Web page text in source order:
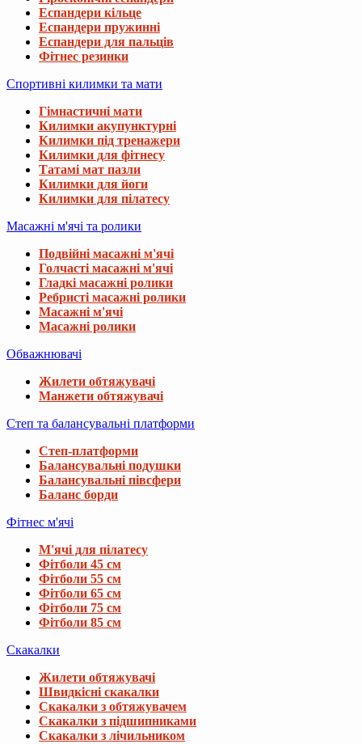
Еспандери кільце
Еспандери пружинні
Еспандери для пальців
Фітнес резинки
Спортивні килимки та мати
Гімнастичні мати
Килимки акупунктурні
Килимки під тренажери
Килимки для фітнесу
Татамі мат пазли
Килимки для йоги
Килимки для пілатесу
Масажні м'ячі та ролики
Подвійні масажні м'ячі
Голчасті масажні м'ячі
Гладкі масажні ролики
Ребристі масажні ролики
Масажні м'ячі
Масажні ролики
Обважнювачі
Жилети обтяжувачі
Манжети обтяжувачі
Степ та балансувальні платформи
Степ-платформи
Балансувальні подушки
Балансувальні півсфери
Баланс борди
Фітнес м'ячі
М'ячі для пілатесу
Фітболи 45 см
Фітболи 55 см
Фітболи 65 см
Фітболи 75 см
Фітболи 85 см
Скакалки
Жилети обтяжувачі
Швидкісні скакалки
Скакалки з обтяжувачем
Скакалки з підшипниками
Скакалки з лічильником